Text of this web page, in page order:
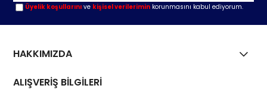
Üyelik koşullarını ve kişisel verilerimin korunmasını kabul ediyorum.
HAKKIMIZDA
ALIŞVERİŞ BİLGİLERİ